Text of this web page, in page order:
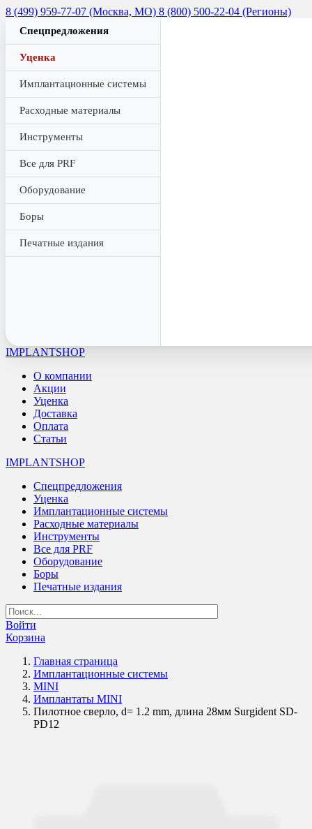
8 (499) 959-77-07 (Москва, МО) 8 (800) 500-22-04 (Регионы)
Спецпредложения
Уценка
Имплантационные системы
Расходные материалы
Инструменты
Все для PRF
Оборудование
Боры
Печатные издания
IMPLANTSHOP
О компании
Акции
Уценка
Доставка
Оплата
Статьи
IMPLANTSHOP
Спецпредложения
Уценка
Имплантационные системы
Расходные материалы
Инструменты
Все для PRF
Оборудование
Боры
Печатные издания
Войти
Корзина
Главная страница
Имплантационные системы
MINI
Имплантаты MINI
Пилотное сверло, d= 1.2 mm, длина 28мм Surgident SD-
PD12